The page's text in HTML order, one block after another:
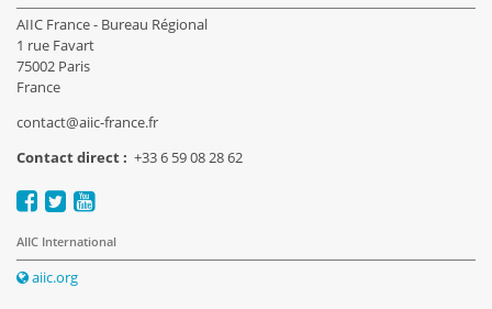
AIIC France - Bureau Régional
1 rue Favart
75002 Paris
France
contact@aiic-france.fr
Contact direct : +33 6 59 08 28 62
AIIC International
aiic.org